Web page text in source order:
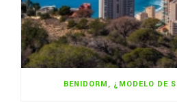
BENIDORM, ¿MODELO DE